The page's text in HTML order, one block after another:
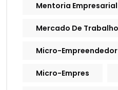
Mentoria Empresarial
Mercado De Trabalho
Micro-Empreendedor
Micro-Empres